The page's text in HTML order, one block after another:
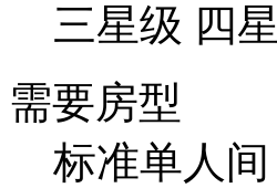
三星级 四
需要房型
标准单人间